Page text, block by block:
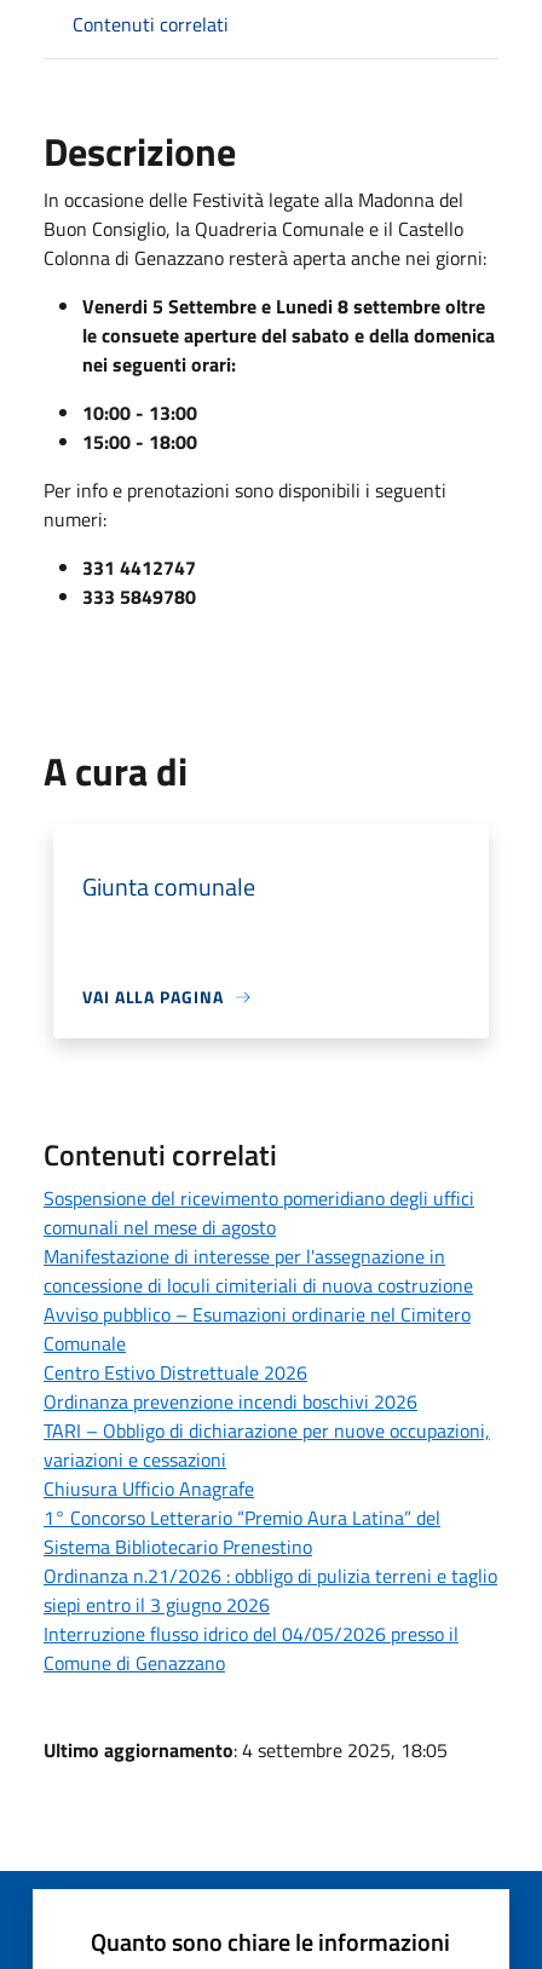
Contenuti correlati
Descrizione
In occasione delle Festività legate alla Madonna del
Buon Consiglio, la Quadreria Comunale e il Castello
Colonna di Genazzano resterà aperta anche nei giorni:
Venerdi 5 Settembre e Lunedi 8 settembre oltre
le consuete aperture del sabato e della domenica
nei seguenti orari:
10:00 - 13:00
15:00 - 18:00
Per info e prenotazioni sono disponibili i seguenti
numeri:
331 4412747
333 5849780
A cura di
Giunta comunale
VAI ALLA PAGINA
Contenuti correlati
Sospensione del ricevimento pomeridiano degli uffici
comunali nel mese di agosto
Manifestazione di interesse per l'assegnazione in
concessione di loculi cimiteriali di nuova costruzione
Avviso pubblico – Esumazioni ordinarie nel Cimitero
Comunale
Centro Estivo Distrettuale 2026
Ordinanza prevenzione incendi boschivi 2026
TARI – Obbligo di dichiarazione per nuove occupazioni,
variazioni e cessazioni
Chiusura Ufficio Anagrafe
1° Concorso Letterario “Premio Aura Latina” del
Sistema Bibliotecario Prenestino
Ordinanza n.21/2026 : obbligo di pulizia terreni e taglio
siepi entro il 3 giugno 2026
Interruzione flusso idrico del 04/05/2026 presso il
Comune di Genazzano
Ultimo aggiornamento: 4 settembre 2025, 18:05
Quanto sono chiare le informazioni